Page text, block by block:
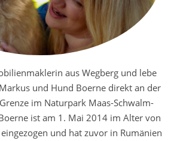
aus Wegberg und lebe
und Hund Boerne direkt an der
im Naturpark Maas-Schwalm-
ist am 1. Mai 2014 im Alter von
und hat zuvor in Rumänien